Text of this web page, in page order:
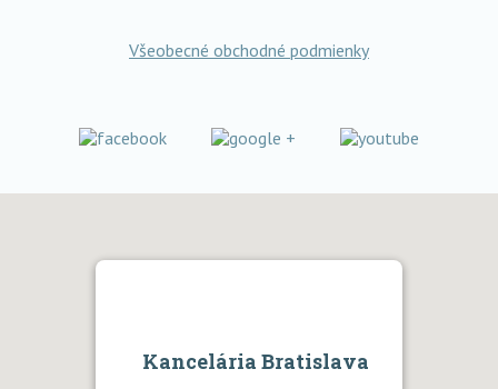
Všeobecné obchodné podmienky
Kancelária Bratislava